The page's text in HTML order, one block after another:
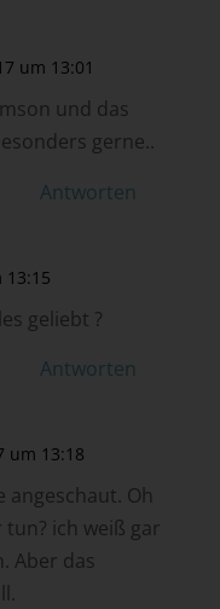
um 13:01
und das
gerne..
Antworten
13:15
geliebt ?
Antworten
um 13:18
angeschaut. Oh
ich weiß gar
Aber das